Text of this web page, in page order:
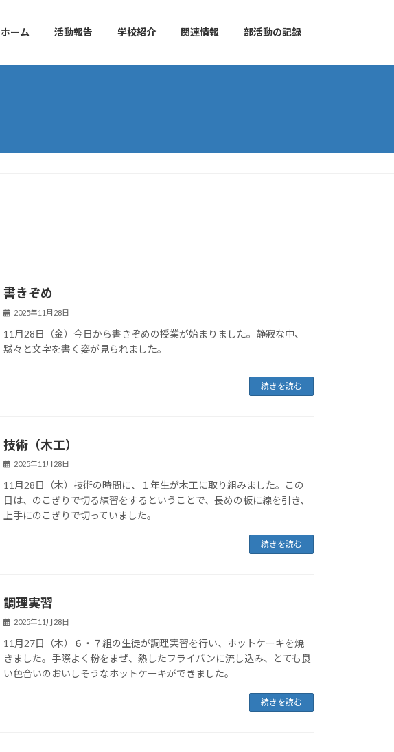
ホーム 活動報告 学校紹介 関連情報 部活動の記録
書きぞめ
2025年11月28日
11月28日（金）今日から書きぞめの授業が始まりました。静寂な中、
黙々と文字を書く姿が見られました。
続きを読む
技術（木工）
2025年11月28日
11月28日（木）技術の時間に、１年生が木工に取り組みました。この
日は、のこぎりで切る練習をするということで、長めの板に線を引き、
上手にのこぎりで切っていました。
続きを読む
調理実習
2025年11月28日
11月27日（木）６・７組の生徒が調理実習を行い、ホットケーキを焼
きました。手際よく粉をまぜ、熱したフライパンに流し込み、とても良
い色合いのおいしそうなホットケーキができました。
続きを読む